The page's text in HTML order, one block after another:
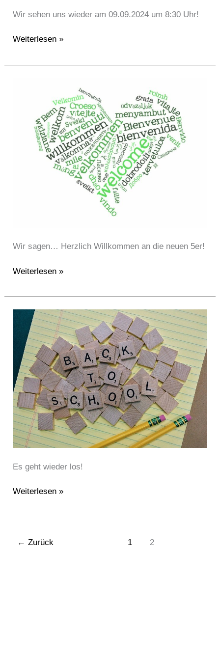
Wir sehen uns wieder am 09.09.2024 um 8:30 Uhr!
Weiterlesen »
Wir sagen… Herzlich Willkommen an die neuen 5er!
Weiterlesen »
Es geht wieder los!
Schulstart
Weiterlesen »
← Zurück 1 2